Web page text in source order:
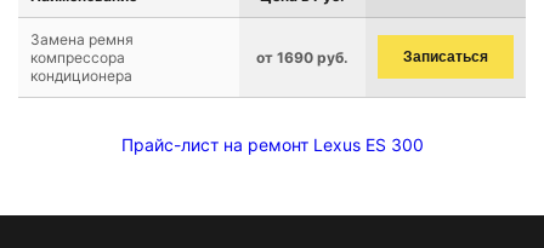
Замена ремня
компрессора
кондиционера
от 1690 руб. Записаться
Прайс-лист на ремонт Lexus ES 300